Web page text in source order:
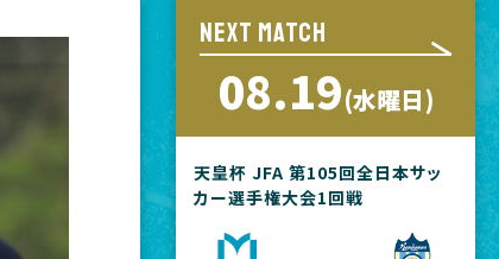
NEXT MATCH
08.19(水曜日)
天皇杯 JFA 第105回全日本サッ
カー選手権大会1回戦